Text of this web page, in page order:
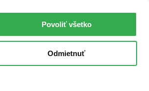
Povoliť všetko
Odmietnuť